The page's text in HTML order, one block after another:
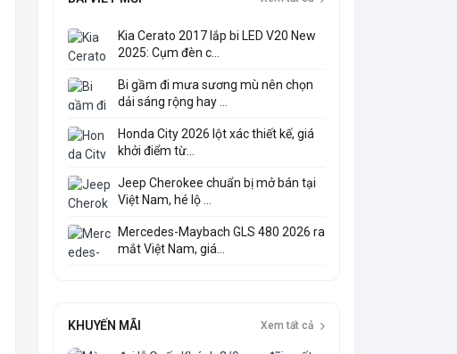
Kia Cerato 2017 lắp bi LED V20 New
2025: Cụm đèn c...
Bi gầm đi mưa sương mù nên chọn
dải sáng rộng hay ...
Honda City 2026 lột xác thiết kế, giá
khởi điểm từ...
Jeep Cherokee chuẩn bị mở bán tại
Việt Nam, hé lộ ...
Mercedes-Maybach GLS 480 2026 ra
mắt Việt Nam, giá...
KHUYẾN MÃI Xem tất cả